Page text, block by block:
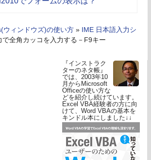
ウィンドウズ)の使い方 » IME 日本語入力シ
で全角カッコを入力する－F9キー
『インストラク
ターのネタ帳』
では、2003年10
月からMicrosoft
Officeの使い方な
どを紹介し続けています。
Excel VBA経験者の方に向
けて、Word VBAの基本を
キンドル本にしました↓↓